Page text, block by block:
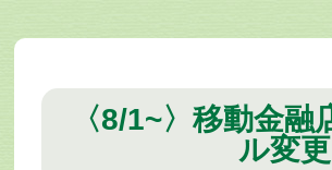
〈8/1~〉移動金
ル変